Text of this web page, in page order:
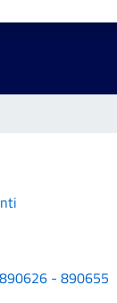
- 890655